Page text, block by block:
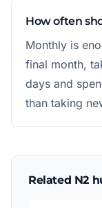
How often
Monthly is
final month,
days and
than taking
Related N2